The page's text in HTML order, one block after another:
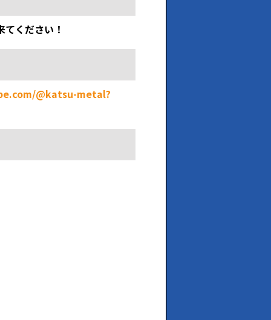
ください！
@katsu-metal?